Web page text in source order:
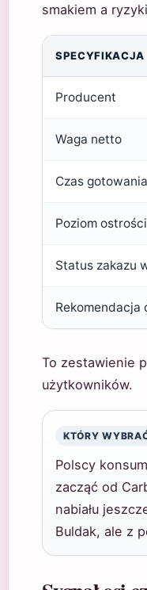
smakiem a
SPECYFIKACJA
Producent
Waga netto
Czas gotowania
Poziom ostrości
Status zakazu
To zestawienie
użytkowników.
KTÓRY
Polscy
zacząć od
nabiału
Buldak, ale z